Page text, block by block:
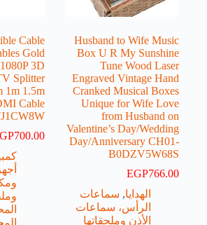
Husband to Wife Music
Box U R My Sunshine
Tune Wood Laser
Engraved Vintage Hand
Cranked Musical Boxes
Unique for Wife Love
from Husband on
Valentine’s Day/Wedding
Day/Anniversary CH01-
B0DZV5W68S
EGP766.00
الهدايا, سماعات
الرأس، سماعات
الأذن وملحقاتها
Cable
Gold
3D
Splitter
1m 1.5m
Cable
700.00